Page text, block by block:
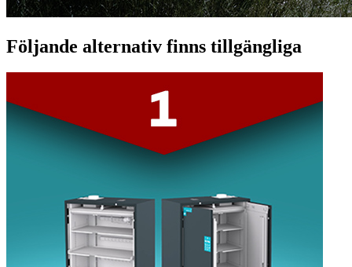
Följande alternativ finns tillgängliga